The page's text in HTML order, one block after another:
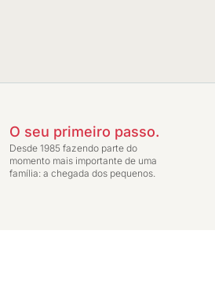
O seu primeiro passo.
Desde 1985 fazendo parte do
momento mais importante de uma
família: a chegada dos pequenos.